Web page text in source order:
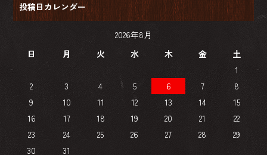
投稿日カレンダー
2026年8月
日
月 火 水 木 金 土
1
2
3 4 5 6 7
8
9
10 11 12 13 14
15
16
17 18 19 20 21
22
23
24 25 26 27 28
29
30
31